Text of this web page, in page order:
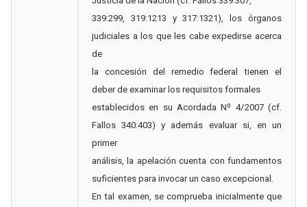
339:299, 319:1213 y 317:1321), los órganos
judiciales a los que les cabe expedirse acerca
de
la concesión del remedio federal tienen el
deber de examinar los requisitos formales
establecidos en su Acordada Nº 4/2007 (cf.
Fallos 340:403) y además evaluar si, en un
primer
análisis, la apelación cuenta con fundamentos
suficientes para invocar un caso excepcional.
En tal examen, se comprueba inicialmente que